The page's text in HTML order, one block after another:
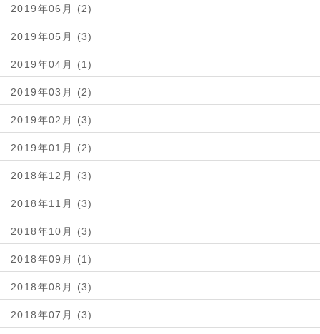
2019年06月 (2)
2019年05月 (3)
2019年04月 (1)
2019年03月 (2)
2019年02月 (3)
2019年01月 (2)
2018年12月 (3)
2018年11月 (3)
2018年10月 (3)
2018年09月 (1)
2018年08月 (3)
2018年07月 (3)